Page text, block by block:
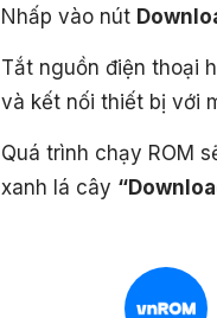
Nhấp vào nút
Tắt nguồn điện thoại
và kết nối thiết bị với
Quá trình chạy ROM
xanh lá cây